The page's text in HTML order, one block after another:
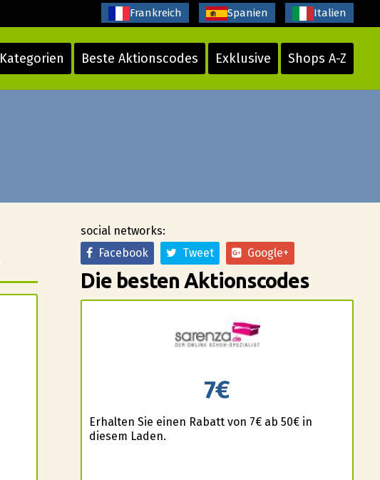
Kategorien Beste Aktionscodes Exklusive Shops A-Z
Frankreich Spanien Italien
social networks:
Facebook
Tweet Google+
Die besten Aktionscodes
7€
Erhalten Sie einen Rabatt von 7€ ab 50€ in
diesem Laden.